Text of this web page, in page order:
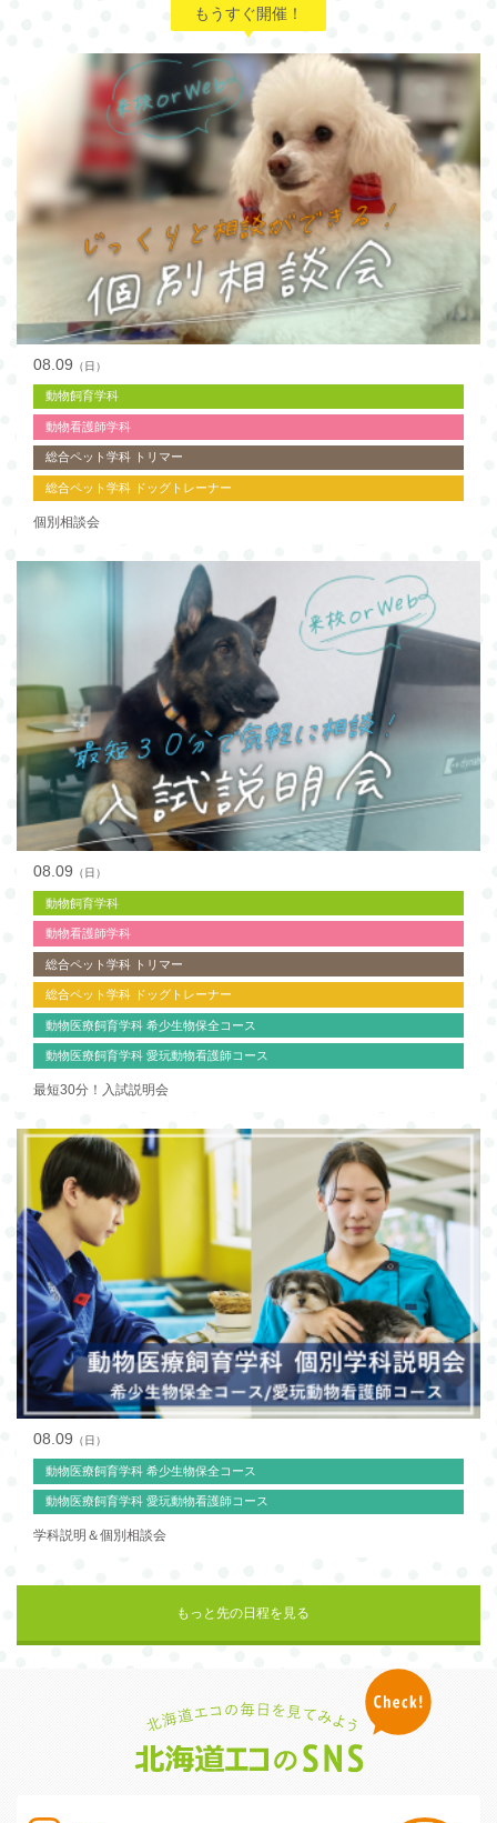
もうすぐ開催！
08.09 （日）
動物飼育学科
動物看護師学科
総合ペット学科 トリマー
総合ペット学科 ドッグトレーナー
個別相談会
08.09 （日）
動物飼育学科
動物看護師学科
総合ペット学科 トリマー
総合ペット学科 ドッグトレーナー
動物医療飼育学科 希少生物保全コース
動物医療飼育学科 愛玩動物看護師コース
最短30分！入試説明会
08.09 （日）
動物医療飼育学科 希少生物保全コース
動物医療飼育学科 愛玩動物看護師コース
学科説明＆個別相談会
もっと先の日程を見る